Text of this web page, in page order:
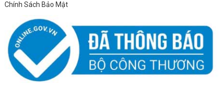
Chính Sách Bảo Mật